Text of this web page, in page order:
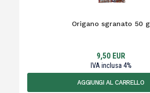
Origano sgranato 50 g
9,50 EUR
IVA inclusa 4%
AGGIUNGI AL CARRELLO